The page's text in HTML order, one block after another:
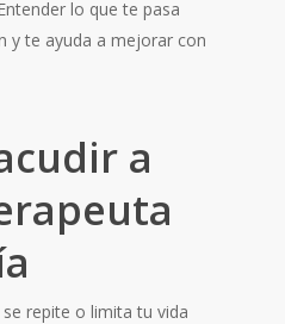
lo que te pasa
y te ayuda a mejorar con
a
repite o limita tu vida